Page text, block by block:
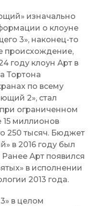
изначально
о клоуне
3», наконец-то
происхождение,
году клоун Арт в
Тортона
по всему
2», стал
ограниченном
15 миллионов
250 тысяч. Бюджет
в 2016 году был
Арт появился
в исполнении
2013 года.
в целом